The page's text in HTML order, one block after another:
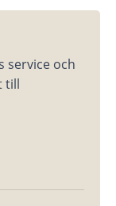
service och
till